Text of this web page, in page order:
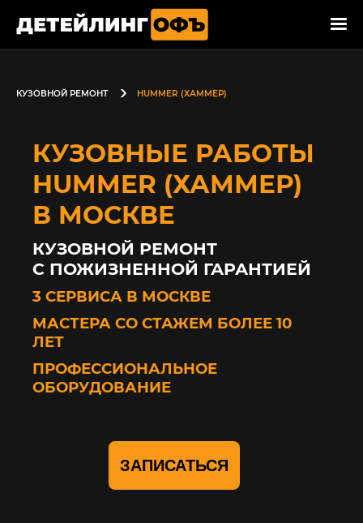
КУЗОВНОЙ РЕМОНТ HUMMER (ХАММЕР)
КУЗОВНЫЕ РАБОТЫ
HUMMER (ХАММЕР)
В МОСКВЕ
КУЗОВНОЙ РЕМОНТ
С ПОЖИЗНЕННОЙ ГАРАНТИЕЙ
3 СЕРВИСА В МОСКВЕ
МАСТЕРА СО СТАЖЕМ БОЛЕЕ 10
ЛЕТ
ПРОФЕССИОНАЛЬНОЕ
ОБОРУДОВАНИЕ
ЗАПИСАТЬСЯ